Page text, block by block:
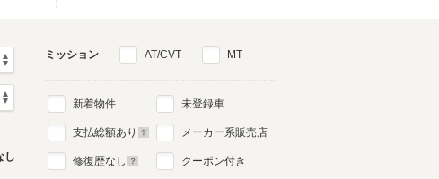
し
ミッション AT/CVT MT
新着物件
支払総額あり
修復歴なし
未登録車
メーカー系販売店
クーポン付き